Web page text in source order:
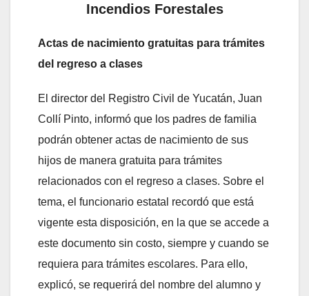
Incendios Forestales
Actas de nacimiento gratuitas para trámites
del regreso a clases
El director del Registro Civil de Yucatán, Juan
Collí Pinto, informó que los padres de familia
podrán obtener actas de nacimiento de sus
hijos de manera gratuita para trámites
relacionados con el regreso a clases. Sobre el
tema, el funcionario estatal recordó que está
vigente esta disposición, en la que se accede a
este documento sin costo, siempre y cuando se
requiera para trámites escolares. Para ello,
explicó, se requerirá del nombre del alumno y